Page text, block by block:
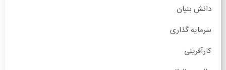
دانش بنیان
سرمایه گذاری
کارآفرینی